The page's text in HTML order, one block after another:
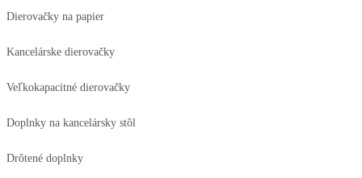
Dierovačky na papier
Kancelárske dierovačky
Veľkokapacitné dierovačky
Doplnky na kancelársky stôl
Drôtené doplnky